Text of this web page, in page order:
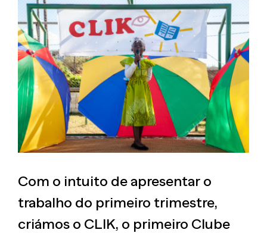
View
Larger
Image
Com o intuito de apresentar o
trabalho do primeiro trimestre,
criámos o CLIK, o primeiro Clube